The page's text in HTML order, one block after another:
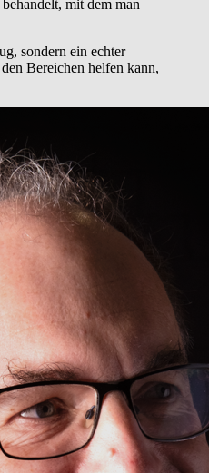
mit dem man
sondern ein echter
Bereichen helfen kann,